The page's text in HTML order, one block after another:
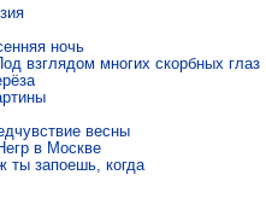
ночь
взглядом многих скорбных глаз
весны
в Москве
ты запоешь, когда